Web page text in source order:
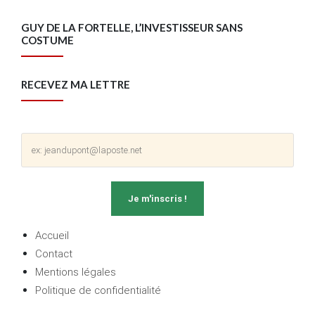
GUY DE LA FORTELLE, L’INVESTISSEUR SANS
COSTUME
RECEVEZ MA LETTRE
Accueil
Contact
Mentions légales
Politique de confidentialité